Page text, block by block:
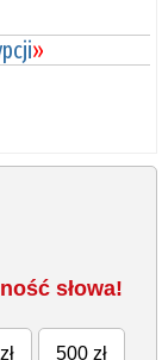
»
słowa!
500 zł